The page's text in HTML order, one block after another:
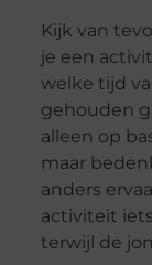
Kijk van
je een
welke tijd
gehouden
alleen op
maar
anders
activiteit
terwijl de